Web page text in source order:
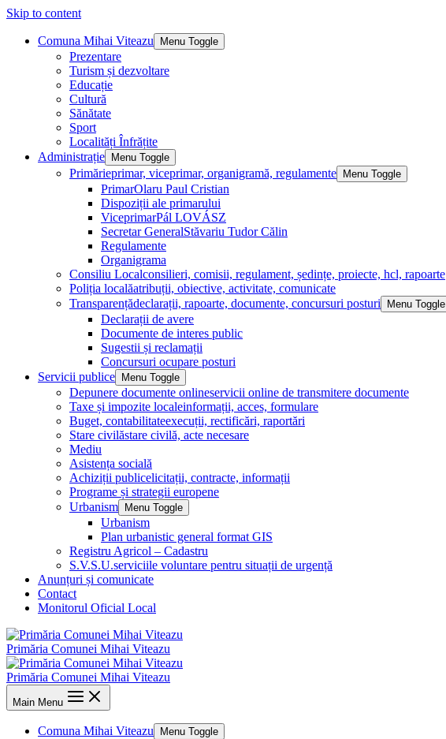
Skip to content
Comuna Mihai Viteazu Menu Toggle
Prezentare
Turism și dezvoltare
Educație
Cultură
Sănătate
Sport
Localități Înfrățite
Administrație
Menu Toggle
Primărieprimar, viceprimar, organigramă, regulamente Menu Toggle
PrimarOlaru Paul Cristian
Dispoziții ale primarului
ViceprimarPál LOVÁSZ
Secretar GeneralStăvariu Tudor Călin
Regulamente
Organigrama
Consiliu Localconsilieri, comisii, regulament, ședințe, proiecte, hcl, rapoarte
Poliția localăatribuții, obiective, activitate, comunicate
Transparențădeclarații, rapoarte, documente, concursuri posturi Menu Toggle
Declarații de avere
Documente de interes public
Sugestii și reclamații
Concursuri ocupare posturi
Servicii publice
Menu Toggle
Depunere documente onlineservicii online de transmitere documente
Taxe și impozite localeinformații, acces, formulare
Buget, contabilitateexecuții, rectificări, raportări
Stare civilăstare civilă, acte necesare
Mediu
Asistența socială
Achiziții publicelicitații, contracte, informații
Programe și strategii europene
Urbanism
Menu Toggle
Urbanism
Plan urbanistic general format GIS
Registru Agricol – Cadastru
S.V.S.U.serviciile voluntare pentru situații de urgență
Anunțuri și comunicate
Contact
Monitorul Oficial Local
Primăria Comunei Mihai Viteazu
Primăria Comunei Mihai Viteazu
Main Menu
Comuna Mihai Viteazu Menu Toggle